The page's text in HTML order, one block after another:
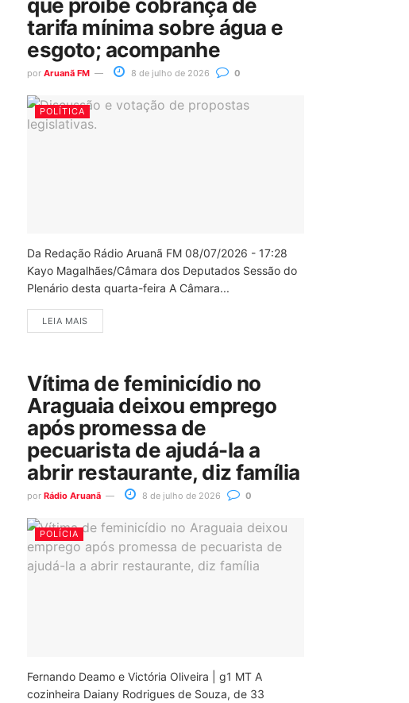
que proíbe cobrança de
tarifa mínima sobre água e
esgoto; acompanhe
por Aruanã FM 8 de julho de 2026 0
POLÍTICA
Da Redação Rádio Aruanã FM 08/07/2026 - 17:28
Kayo Magalhães/Câmara dos Deputados Sessão do
Plenário desta quarta-feira A Câmara...
LEIA MAIS
Vítima de feminicídio no
Araguaia deixou emprego
após promessa de
pecuarista de ajudá-la a
abrir restaurante, diz família
por Rádio Aruanã 8 de julho de 2026 0
POLÍCIA
Fernando Deamo e Victória Oliveira | g1 MT A
cozinheira Daiany Rodrigues de Souza, de 33